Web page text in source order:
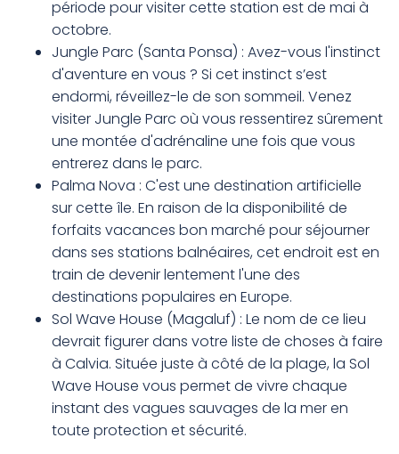
période pour visiter cette station est de mai à
octobre.
Jungle Parc (Santa Ponsa) : Avez-vous l'instinct
d'aventure en vous ? Si cet instinct s’est
endormi, réveillez-le de son sommeil. Venez
visiter Jungle Parc où vous ressentirez sûrement
une montée d'adrénaline une fois que vous
entrerez dans le parc.
Palma Nova : C'est une destination artificielle
sur cette île. En raison de la disponibilité de
forfaits vacances bon marché pour séjourner
dans ses stations balnéaires, cet endroit est en
train de devenir lentement l'une des
destinations populaires en Europe.
Sol Wave House (Magaluf) : Le nom de ce lieu
devrait figurer dans votre liste de choses à faire
à Calvia. Située juste à côté de la plage, la Sol
Wave House vous permet de vivre chaque
instant des vagues sauvages de la mer en
toute protection et sécurité.